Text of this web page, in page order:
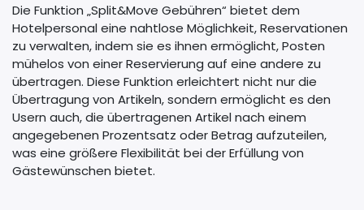
Die Funktion „Split&Move Gebühren“ bietet dem
Hotelpersonal eine nahtlose Möglichkeit, Reservationen
zu verwalten, indem sie es ihnen ermöglicht, Posten
mühelos von einer Reservierung auf eine andere zu
übertragen. Diese Funktion erleichtert nicht nur die
Übertragung von Artikeln, sondern ermöglicht es den
Usern auch, die übertragenen Artikel nach einem
angegebenen Prozentsatz oder Betrag aufzuteilen,
was eine größere Flexibilität bei der Erfüllung von
Gästewünschen bietet.